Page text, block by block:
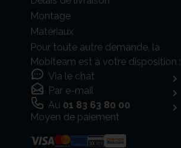
Montage
Matériaux
Pour toute autre demande, la
Mobiteam est à votre disposition :
Via le chat
Par e-mail
Au 01 83 63 80 00
Moyen de paiement